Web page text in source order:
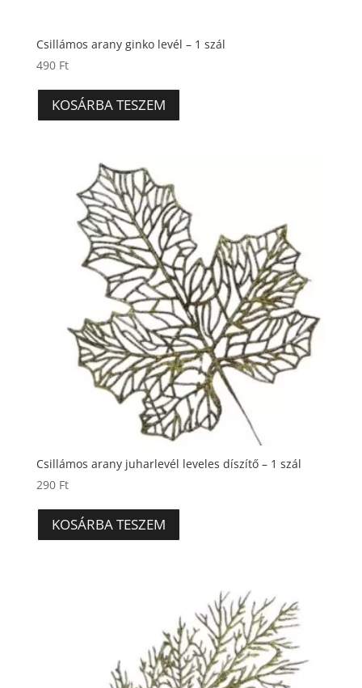
Csillámos arany ginko levél – 1 szál
490 Ft
KOSÁRBA TESZEM
Csillámos arany juharlevél leveles díszítő – 1 szál
290 Ft
KOSÁRBA TESZEM